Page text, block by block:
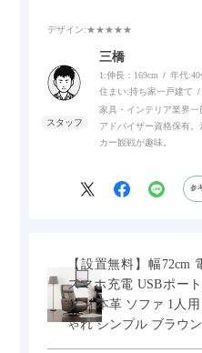
また、補助テーブルとして使
内部にもプリンターなどが置
でテレビ台以外にもオフィス
サイドボードとして多目的な用
また、扉は横方向へのスライ
ペースを最小限に抑えられ、
デザイン:★★★★★
三橋
1:伸長：169cm 年代:40
住まい:持ち家一戸建て
家具・インテリア業界
アドバイザー資格保有
カー観戦が趣味。
参
【設置無料】幅72cm
スマホ充電 USBポー
ダン 本革 ソファ 1人
ゃれ シンプル ブラウ